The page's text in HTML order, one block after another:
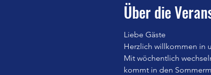
Über die
Liebe Gäste
Herzlich willkommen in
Mit wöchentlich
kommt in den